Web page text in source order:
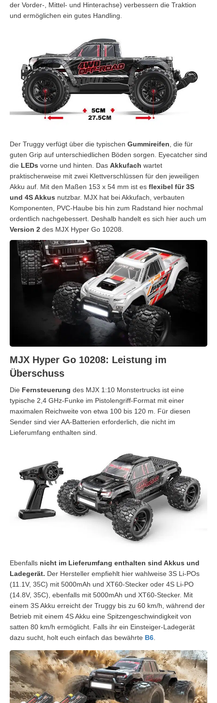
der Vorder-, Mittel- und Hinterachse) verbessern die Traktion
und ermöglichen ein gutes Handling.
Der Truggy verfügt über die typischen Gummireifen , die für
guten Grip auf unterschiedlichen Böden sorgen. Eyecatcher sind
die LEDs vorne und hinten. Das Akkufach wartet
praktischerweise mit zwei Klettverschlüssen für den jeweiligen
Akku auf. Mit den Maßen 153 x 54 mm ist es flexibel für 3S
und 4S Akkus nutzbar. MJX hat bei Akkufach, verbauten
Komponenten, PVC-Haube bis hin zum Radstand hier nochmal
ordentlich nachgebessert. Deshalb handelt es sich hier auch um
Version 2 des MJX Hyper Go 10208.
MJX Hyper Go 10208: Leistung im
Überschuss
Die Fernsteuerung des MJX 1:10 Monstertrucks ist eine
typische 2,4 GHz-Funke im Pistolengriff-Format mit einer
maximalen Reichweite von etwa 100 bis 120 m. Für diesen
Sender sind vier AA-Batterien erforderlich, die nicht im
Lieferumfang enthalten sind.
Ebenfalls nicht im Lieferumfang enthalten sind Akkus und
Ladegerät. Der Hersteller empfiehlt hier wahlweise 3S Li-POs
(11.1V, 35C) mit 5000mAh und XT60-Stecker oder 4S Li-PO
(14.8V, 35C), ebenfalls mit 5000mAh und XT60-Stecker. Mit
einem 3S Akku erreicht der Truggy bis zu 60 km/h, während der
Betrieb mit einem 4S Akku eine Spitzengeschwindigkeit von
satten 80 km/h ermöglicht. Falls ihr ein Einsteiger-Ladegerät
dazu sucht, holt euch einfach das bewährte B6